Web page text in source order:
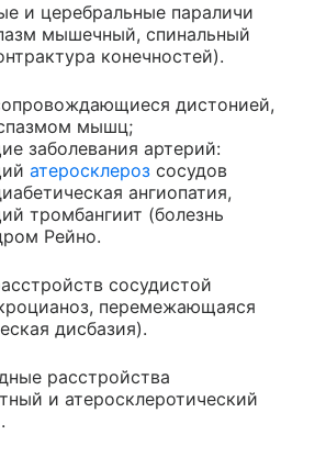
и церебральные параличи
мышечный, спинальный
конечностей).
дистонией,
мышц;
заболевания артерий:
атеросклероз сосудов
ангиопатия,
тромбангиит (болезнь
Рейно.
сосудистой
перемежающаяся
дисбазия).
расстройства
и атеросклеротический